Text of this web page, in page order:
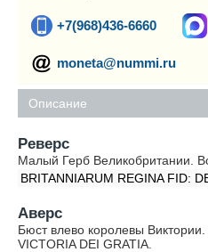
+7(968)436-6660
moneta@nummi.ru
Описание
Реверс
Малый Герб Великобритании.
BRITANNIARUM REGINA FID:
Аверс
Бюст влево королевы
VICTORIA DEI GRATIA.